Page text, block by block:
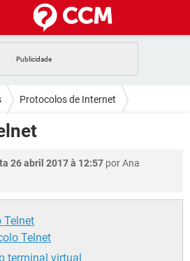
FACEBOOK
WHATSAPP
EXCEL
EXCEL
Protocolos de Internet
26 abril 2017 à 12:57 por Ana
Telnet
Telnet
terminal virtual